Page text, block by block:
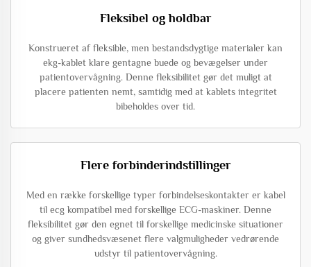
Fleksibel og holdbar
Konstrueret af fleksible, men bestandsdygtige materialer kan
ekg-kablet klare gentagne buede og bevægelser under
patientovervågning. Denne fleksibilitet gør det muligt at
placere patienten nemt, samtidig med at kablets integritet
bibeholdes over tid.
Flere forbinderindstillinger
Med en række forskellige typer forbindelseskontakter er kabel
til ecg kompatibel med forskellige ECG-maskiner. Denne
fleksibilitet gør den egnet til forskellige medicinske situationer
og giver sundhedsvæsenet flere valgmuligheder vedrørende
udstyr til patientovervågning.